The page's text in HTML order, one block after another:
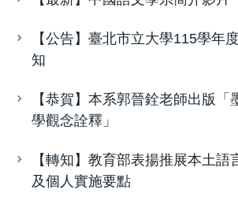
【公告】臺北市立大學115學年
知
【恭賀】本系郭晉銓老師出版「
學觀念詮釋」
【轉知】教育部表揚推展本土語
及個人實施要點